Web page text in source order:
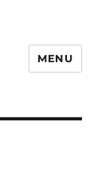
MENU